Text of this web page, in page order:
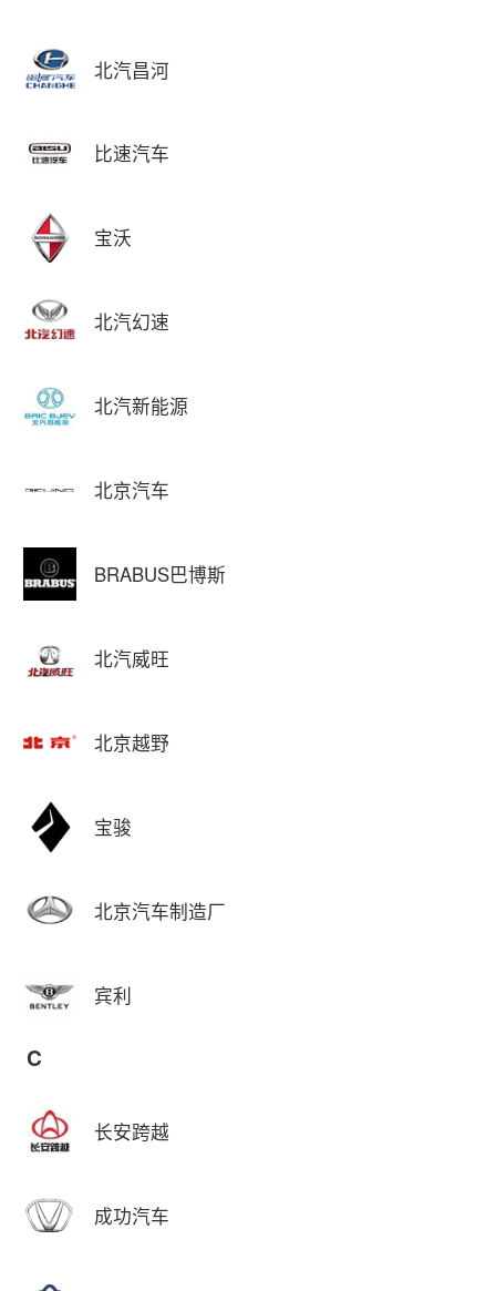
北汽昌河
比速汽车
宝沃
北汽幻速
北汽新能源
北京汽车
BRABUS巴博斯
北汽威旺
北京越野
宝骏
北京汽车制造厂
宾利
C
长安跨越
成功汽车